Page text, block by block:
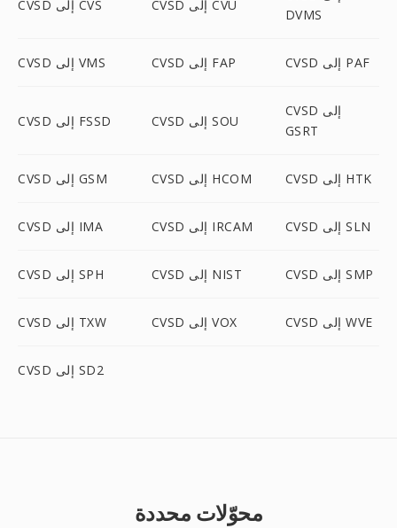
CVSD إلى CVS CVSD إلى CVU
DVMS
CVSD إلى VMS CVSD إلى FAP CVSD إلى PAF
CVSD إلى FSSD CVSD إلى SOU
CVSD إلى
GSRT
CVSD إلى GSM CVSD إلى HCOM CVSD إلى HTK
CVSD إلى IMA CVSD إلى IRCAM CVSD إلى SLN
CVSD إلى SPH CVSD إلى NIST CVSD إلى SMP
CVSD إلى TXW CVSD إلى VOX CVSD إلى WVE
CVSD إلى SD2
محوّلات محددة